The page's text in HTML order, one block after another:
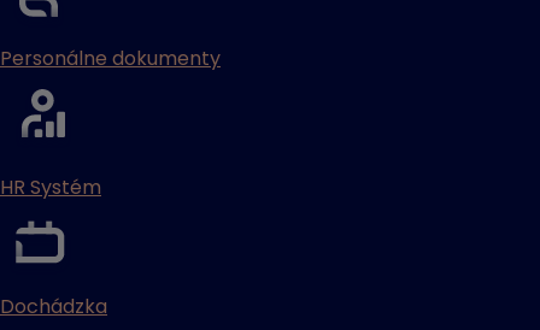
Personálne dokumenty
HR Systém
Dochádzka